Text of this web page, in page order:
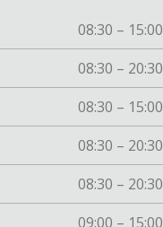
08:30 – 15:00
08:30 – 20:30
08:30 – 15:00
08:30 – 20:30
08:30 – 20:30
09:00 – 15:00